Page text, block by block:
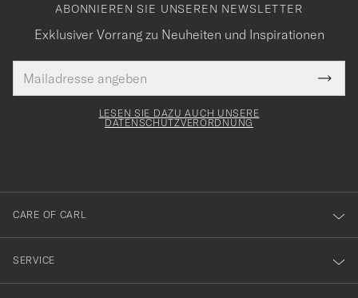
ABONNIEREN SIE UNSEREN NEWSLETTER
Exklusiver Vorrang zu Neuheiten und Inspirationen
Mail
Adresse
Tack
för
dig
till
vårt
nyhetsbrev!
LESEN SIE DAZU AUCH UNSERE
DATENSCHUTZVERORDNUNG
CARE OF CARL
SERVICE